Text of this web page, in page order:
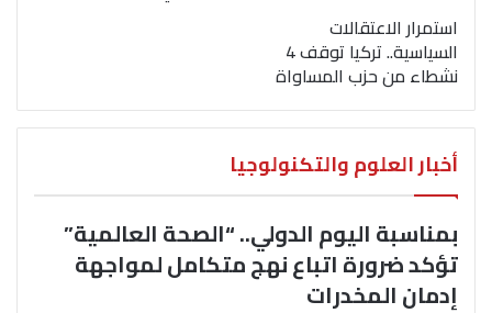
استمرار الاعتقالات
السياسية.. تركيا توقف 4
نشطاء من حزب المساواة
أخبار العلوم والتكنولوجيا
بمناسبة اليوم الدولي.. “الصحة العالمية”
تؤكد ضرورة اتباع نهج متكامل لمواجهة
إدمان المخدرات